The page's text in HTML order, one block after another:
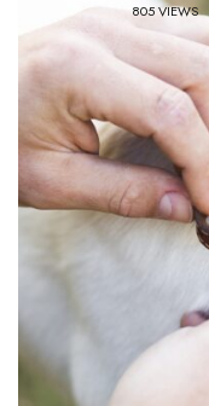
805 VIEWS